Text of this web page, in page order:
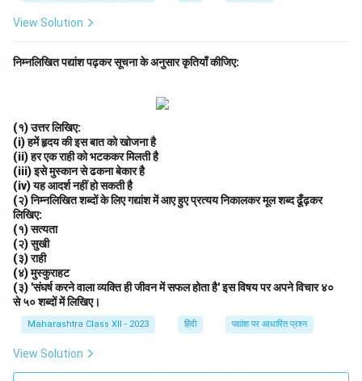
View Solution
निम्नलिखित पद्यांश पढ़कर सूचना के अनुसार कृतियाँ कीजिए:
(१) उत्तर लिखिए:
(i) हमें हृदय की इस बात को खोजना है
(ii) हर एक राही को भटककर मिलती है
(iii) इसे मुस्कान से ढकना बेकार है
(iv) यह आदर्श नहीं हो सकती है
(२) निम्नलिखित शब्दों के लिए गद्यांश में आए हुए प्रत्यय निकालकर मूल शब्द ढूँढ़कर
लिखिए:
(१) सत्यता
(२) सुखी
(३) राही
(४) मुस्कुराहट
(३) 'संघर्ष करने वाला व्यक्ति ही जीवन में सफल होता है' इस विषय पर अपने विचार ४०
से ५० शब्दों में लिखिए।
Maharashtra Class XII - 2023 हिंदी पद्यांश पर आधारित प्रश्न
View Solution